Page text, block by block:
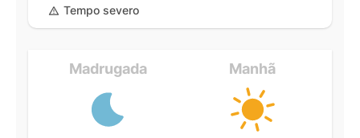
Tempo severo
Madrugada Manhã